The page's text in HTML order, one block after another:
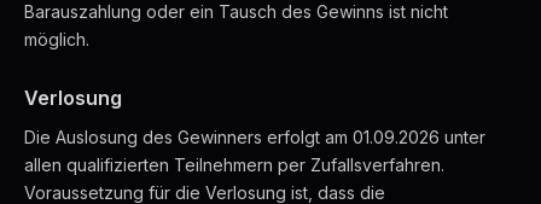
Barauszahlung oder ein Tausch des Gewinns ist nicht
möglich.
Verlosung
Die Auslosung des Gewinners erfolgt am 01.09.2026 unter
allen qualifizierten Teilnehmern per Zufallsverfahren.
Voraussetzung für die Verlosung ist, dass die